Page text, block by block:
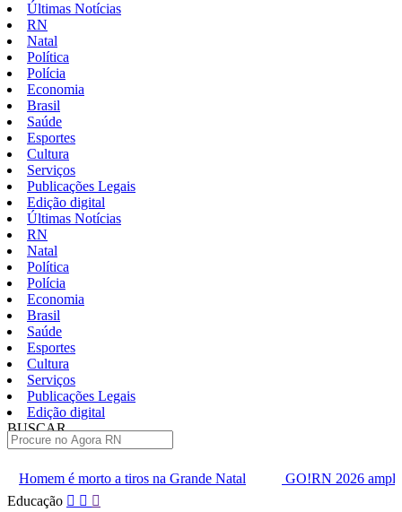
Últimas Notícias
RN
Natal
Política
Polícia
Economia
Brasil
Saúde
Esportes
Cultura
Serviços
Publicações Legais
Edição digital
Últimas Notícias
RN
Natal
Política
Polícia
Economia
Brasil
Saúde
Esportes
Cultura
Serviços
Publicações Legais
Edição digital
BUSCAR
tiros na Grande Natal
GO!RN 2026 amplia agenda de
Pular
Educação